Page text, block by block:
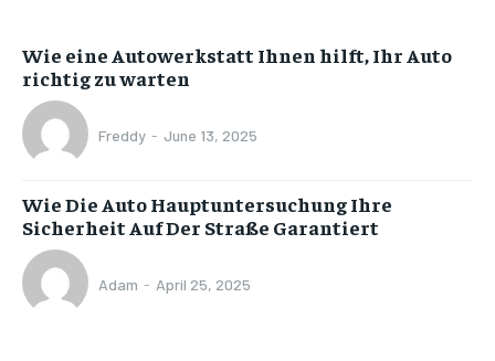
Wie eine Autowerkstatt Ihnen hilft, Ihr Auto
richtig zu warten
Freddy - June 13, 2025
Wie Die Auto Hauptuntersuchung Ihre
Sicherheit Auf Der Straße Garantiert
Adam - April 25, 2025